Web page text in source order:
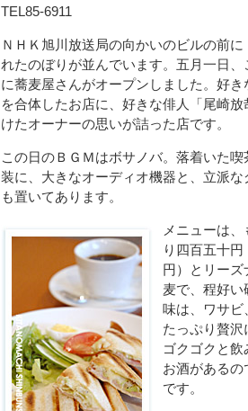
TEL85-6911
ＮＨＫ旭川放送局の向かいのビルの前
れたのぼりが並んでいます。五月一日
に蕎麦屋さんがオープンしました。好
を合体したお店に、好きな俳人「尾崎
けたオーナーの思いが詰った店です。
この日のＢＧＭはボサノバ。落着いた
装に、大きなオーディオ機器と、立派な
も置いてあります。
メニューは
り四百五十
円）とリー
麦で、程好
味は、ワサ
たっぷり贅
ゴクゴクと
お酒があるの
です。